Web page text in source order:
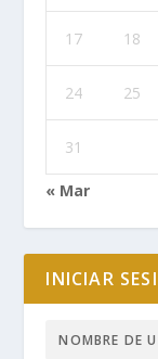
17 18
24 25
31
« Mar
INICIAR